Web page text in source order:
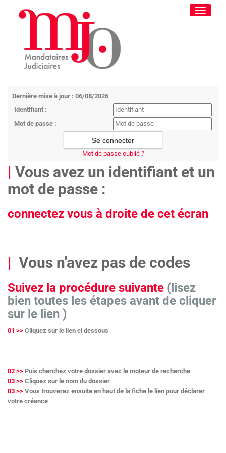
Toggle
Dernière mise à jour : 06/08/2026
Identifiant :
Mot de passe :
Mot de passe oublié ?
| Vous avez un identifiant et un
mot de passe :
connectez vous à droite de cet écran
| Vous n'avez pas de codes
Suivez la procédure suivante (lisez
bien toutes les étapes avant de cliquer
sur le lien )
01 >> Cliquez sur le lien ci dessous
02 >> Puis cherchez votre dossier avec le moteur de recherche
03 >> Cliquez sur le nom du dossier
03 >> Vous trouverez ensuite en haut de la fiche le lien pour déclarer
votre créance